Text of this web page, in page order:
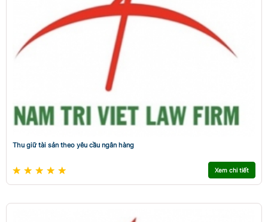
Thu giữ tài sản theo yêu cầu ngân hàng
Xem chi tiết